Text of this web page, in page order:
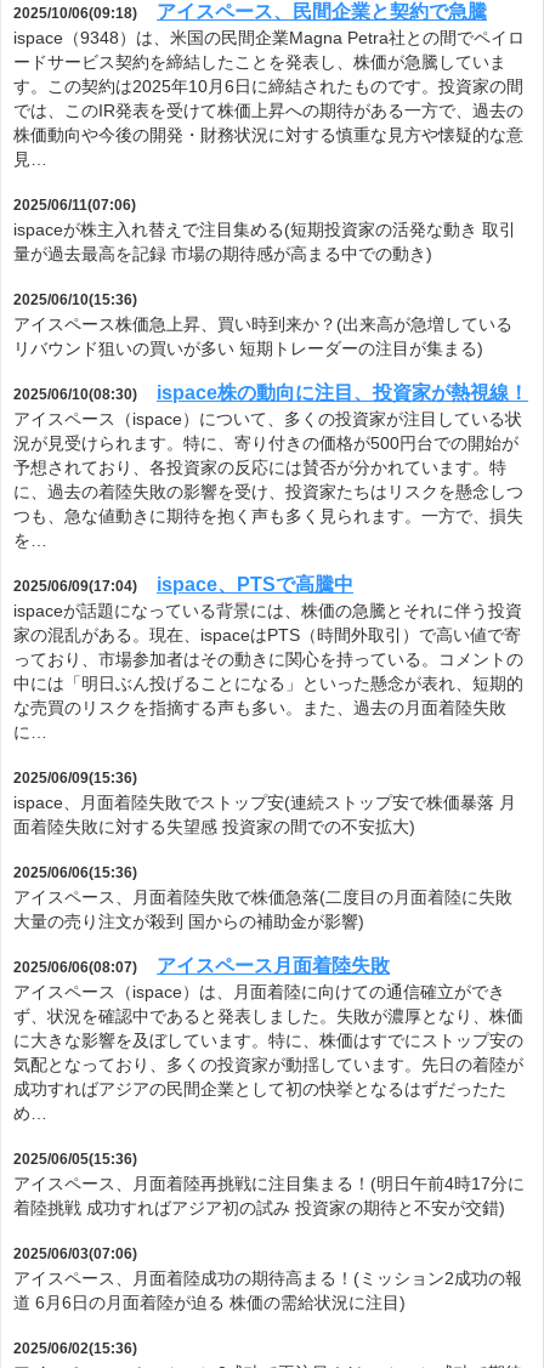
2025/10/06(09:18) アイスペース、民間企業と契約で急騰
ispace（9348）は、米国の民間企業Magna Petra社との間でペイロ
ードサービス契約を締結したことを発表し、株価が急騰していま
す。この契約は2025年10月6日に締結されたものです。投資家の間
では、このIR発表を受けて株価上昇への期待がある一方で、過去の
株価動向や今後の開発・財務状況に対する慎重な見方や懐疑的な意
見…
2025/06/11(07:06)
ispaceが株主入れ替えで注目集める(短期投資家の活発な動き 取引
量が過去最高を記録 市場の期待感が高まる中での動き)
2025/06/10(15:36)
アイスペース株価急上昇、買い時到来か？(出来高が急増している
リバウンド狙いの買いが多い 短期トレーダーの注目が集まる)
2025/06/10(08:30) ispace株の動向に注目、投資家が熱視線！
アイスペース（ispace）について、多くの投資家が注目している状
況が見受けられます。特に、寄り付きの価格が500円台での開始が
予想されており、各投資家の反応には賛否が分かれています。特
に、過去の着陸失敗の影響を受け、投資家たちはリスクを懸念しつ
つも、急な値動きに期待を抱く声も多く見られます。一方で、損失
を…
2025/06/09(17:04) ispace、PTSで高騰中
ispaceが話題になっている背景には、株価の急騰とそれに伴う投資
家の混乱がある。現在、ispaceはPTS（時間外取引）で高い値で寄
っており、市場参加者はその動きに関心を持っている。コメントの
中には「明日ぶん投げることになる」といった懸念が表れ、短期的
な売買のリスクを指摘する声も多い。また、過去の月面着陸失敗
に…
2025/06/09(15:36)
ispace、月面着陸失敗でストップ安(連続ストップ安で株価暴落 月
面着陸失敗に対する失望感 投資家の間での不安拡大)
2025/06/06(15:36)
アイスペース、月面着陸失敗で株価急落(二度目の月面着陸に失敗
大量の売り注文が殺到 国からの補助金が影響)
2025/06/06(08:07) アイスペース月面着陸失敗
アイスペース（ispace）は、月面着陸に向けての通信確立ができ
ず、状況を確認中であると発表しました。失敗が濃厚となり、株価
に大きな影響を及ぼしています。特に、株価はすでにストップ安の
気配となっており、多くの投資家が動揺しています。先日の着陸が
成功すればアジアの民間企業として初の快挙となるはずだったた
め…
2025/06/05(15:36)
アイスペース、月面着陸再挑戦に注目集まる！(明日午前4時17分に
着陸挑戦 成功すればアジア初の試み 投資家の期待と不安が交錯)
2025/06/03(07:06)
アイスペース、月面着陸成功の期待高まる！(ミッション2成功の報
道 6月6日の月面着陸が迫る 株価の需給状況に注目)
2025/06/02(15:36)